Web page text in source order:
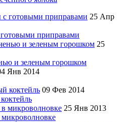
25 Апр
приправами
25
и зеленым горошком
Янв 2014
09 Фев 2014
25 Янв 2013